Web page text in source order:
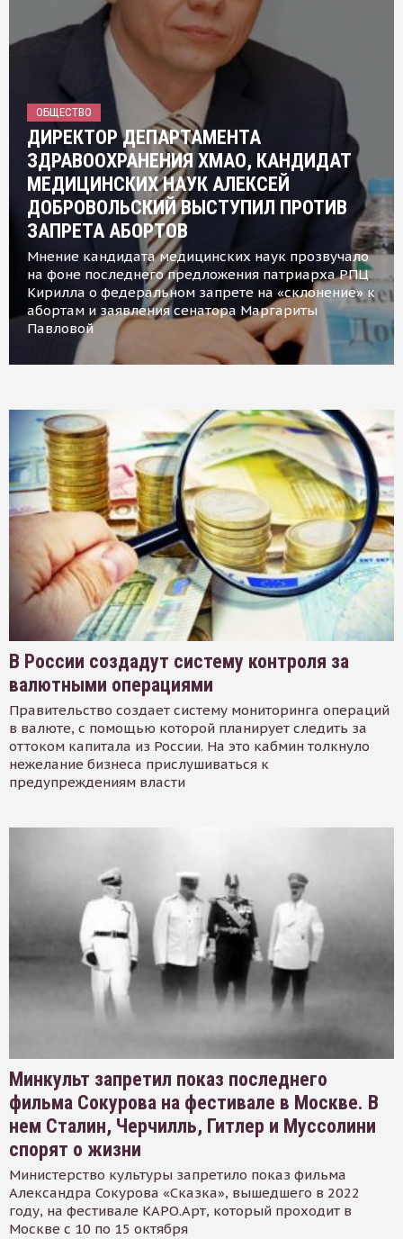
ОБЩЕСТВО
ДИРЕКТОР ДЕПАРТАМЕНТА
ЗДРАВООХРАНЕНИЯ ХМАО, КАНДИДАТ
МЕДИЦИНСКИХ НАУК АЛЕКСЕЙ
ДОБРОВОЛЬСКИЙ ВЫСТУПИЛ ПРОТИВ
ЗАПРЕТА АБОРТОВ
Мнение кандидата медицинских наук прозвучало
на фоне последнего предложения патриарха РПЦ
Кирилла о федеральном запрете на «склонение» к
абортам и заявления сенатора Маргариты
Павловой
В России создадут систему контроля за
валютными операциями
Правительство создает систему мониторинга операций
в валюте, с помощью которой планирует следить за
оттоком капитала из России. На это кабмин толкнуло
нежелание бизнеса прислушиваться к
предупреждениям власти
Минкульт запретил показ последнего
фильма Сокурова на фестивале в Москве. В
нем Сталин, Черчилль, Гитлер и Муссолини
спорят о жизни
Министерство культуры запретило показ фильма
Александра Сокурова «Сказка», вышедшего в 2022
году, на фестивале КАРО.Арт, который проходит в
Москве с 10 по 15 октября